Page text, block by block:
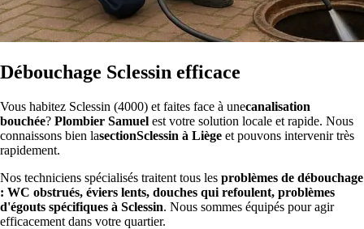
Débouchage Sclessin efficace
Vous habitez Sclessin (4000) et faites face à unecanalisation
bouchée? Plombier Samuel est votre solution locale et rapide. Nous
connaissons bien lasectionSclessin à Liège et pouvons intervenir très
rapidement.
Nos techniciens spécialisés traitent tous les problèmes de débouchage
: WC obstrués, éviers lents, douches qui refoulent, problèmes
d'égouts spécifiques à Sclessin. Nous sommes équipés pour agir
efficacement dans votre quartier.